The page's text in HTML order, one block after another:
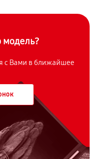
с Вами в ближайшее